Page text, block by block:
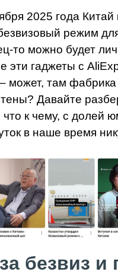
2025 года Китай
режим
то можно будет
эти гаджеты с
может, там фабрика
Давайте
что к чему, с долей
в наше время
безвиз и